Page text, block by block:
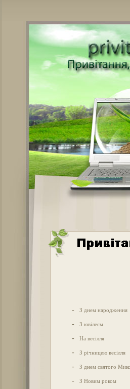
- З днем народження
- З ювілеєм
- На весілля
- З річницею весілля
- З днем святого
- З Новим роком